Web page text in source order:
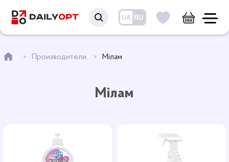
UA RU
Производители Мілам
Мілам